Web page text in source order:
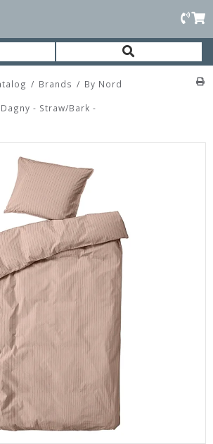
/ Brands / By Nord
- Straw/Bark -